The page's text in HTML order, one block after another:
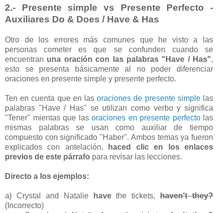
2.- Presente simple vs Presente Perfecto -
Auxiliares Do & Does / Have & Has
Otro de los errores más comunes que he visto a las
personas cometer es que se confunden cuando se
encuentran una oración con las palabras "Have / Has",
esto se presenta básicamente al no poder diferenciar
oraciones en presente simple y presente perfecto.
Ten en cuenta que en lasoraciones de presente simplelas
palabras "Have / Has" se utilizan como verbo y significa
"Tener" mientas que las oraciones en presente perfectolas
mismas palabras se usan como auxiliar de tiempo
compuesto con significado "Haber". Ambos temas ya fueron
explicados con antelación,
haced clic en los enlaces
previos de este párrafo para revisar las lecciones.
Directo a los ejemplos:
a) Crystal and Natalie havethe tickets,haven't they?
(Incorrecto)